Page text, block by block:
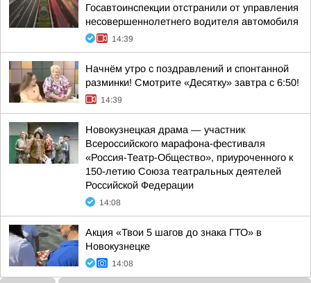
Госавтоинспекции отстранили от управления
несовершеннолетнего водителя автомобиля
14:39
Начнём утро с поздравлений и спонтанной
разминки! Смотрите «Десятку» завтра с 6:50!
14:39
Новокузнецкая драма — участник
Всероссийского марафона-фестиваля
«Россия-Театр-Общество», приуроченного к
150-летию Союза театральных деятелей
Российской Федерации
14:08
Акция «Твои 5 шагов до знака ГТО» в
Новокузнецке
14:08